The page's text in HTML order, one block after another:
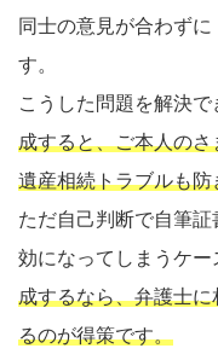
同士の意見が合わず
す。
こうした問題を解決で
成すると、ご本人の
遺産相続トラブルも
ただ自己判断で自筆
効になってしまうケー
成するなら、弁護士
るのが得策です。